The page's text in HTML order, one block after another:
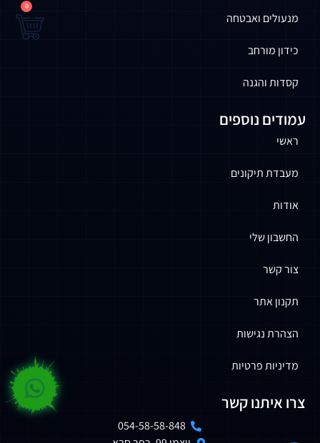
מנעולים ואבטחה
כידון מורחב
קסדות והגנה
עמודים נוספים
ראשי
מעבדת תיקונים
אודות
החשבון שלי
צור קשר
תקנון אתר
הצהרת נגישות
מדיניות פרטיות
צרו איתנו קשר
054-58-58-848
0